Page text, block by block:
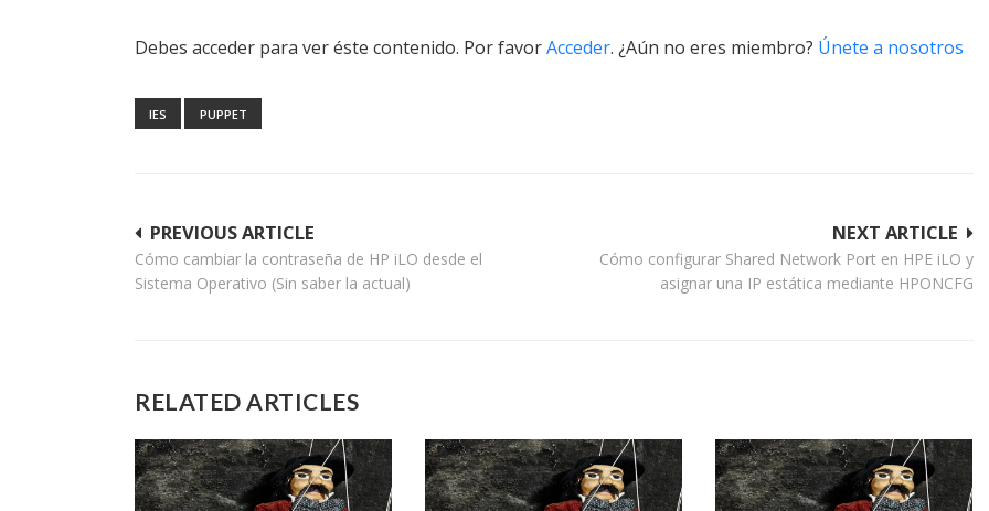
Debes acceder para ver éste contenido. Por favorAcceder. ¿Aún no eres miembro? Únete a nosotros
IES PUPPET
Navegación
de
NEXT ARTICLE
Cómo configurar Shared Network Port en HPE iLO y
asignar una IP estática mediante HPONCFG
PREVIOUS ARTICLE
Cómo cambiar la contraseña de HP iLO desde el
Sistema Operativo (Sin saber la actual)
RELATED ARTICLES